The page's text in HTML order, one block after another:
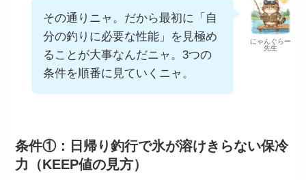
にゃんぐらー
先生
その通りニャ。だから最初に「自
分の釣りに必要な性能」を見極め
ることが大事なんだニャ。3つの
条件を順番に見ていくニャ。
条件①：日帰り釣行で氷が溶けきらない保冷
力（KEEP値の見方）